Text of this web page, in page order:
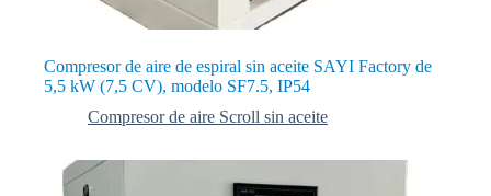
Compresor de aire de espiral sin aceite SAYI Factory de
5,5 kW (7,5 CV), modelo SF7.5, IP54
Compresor de aire Scroll sin aceite